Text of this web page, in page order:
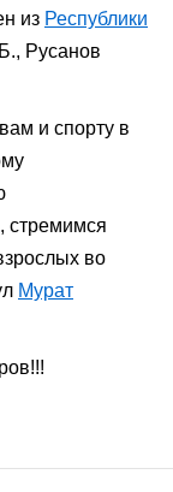
из Республики
Русанов
и спорту в
стремимся
во
Мурат